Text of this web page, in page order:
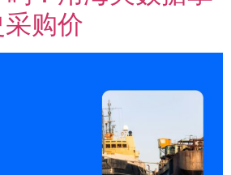
购价